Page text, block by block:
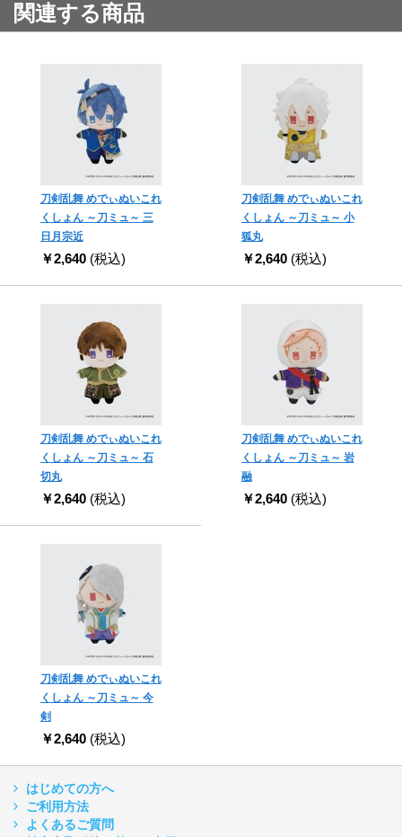
関連する商品
刀剣乱舞 めでぃぬいこれ
くしょん ～刀ミュ～ 三
日月宗近
￥2,640 (税込)
刀剣乱舞 めでぃぬいこれ
くしょん ～刀ミュ～ 小
狐丸
￥2,640 (税込)
刀剣乱舞 めでぃぬいこれ
くしょん ～刀ミュ～ 石
切丸
￥2,640 (税込)
刀剣乱舞 めでぃぬいこれ
くしょん ～刀ミュ～ 岩
融
￥2,640 (税込)
刀剣乱舞 めでぃぬいこれ
くしょん ～刀ミュ～ 今
剣
￥2,640 (税込)
はじめての方へ
ご利用方法
よくあるご質問